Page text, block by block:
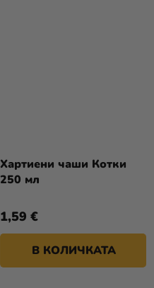
Хартиени чаши Котки
250 мл
1,59 €
В КОЛИЧКАТА